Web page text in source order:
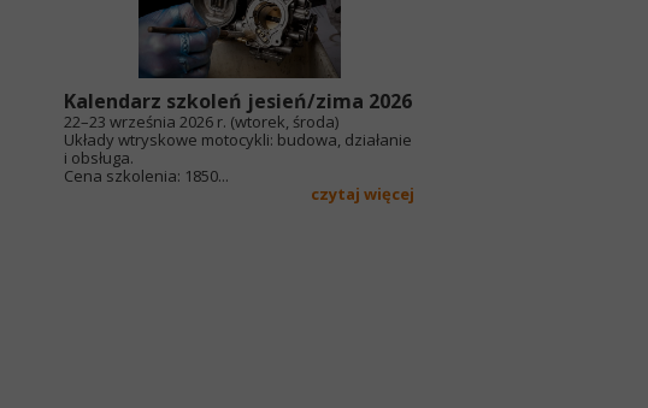
Kalendarz szkoleń jesień/zima 2026
22–23 września 2026 r. (wtorek, środa)
Układy wtryskowe motocykli: budowa, działanie
i obsługa.
Cena szkolenia: 1850...
czytaj więcej